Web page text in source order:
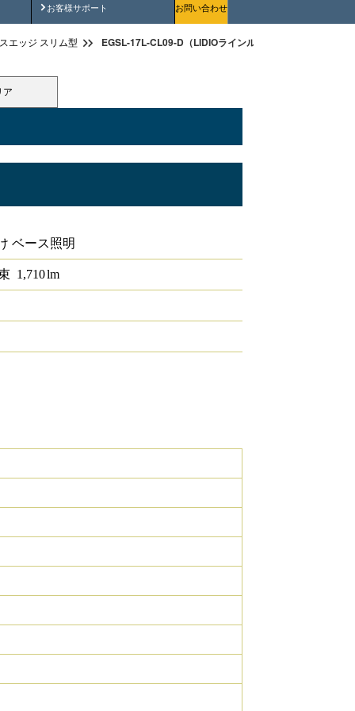
お客様サポート
安全にご使用いただくためにお問い合わせ
エッジ スリム型 EGSL-17L-CL09-D（LIDIOラインルクスエッジスリム 直
ア
ベース照明
1,710lm